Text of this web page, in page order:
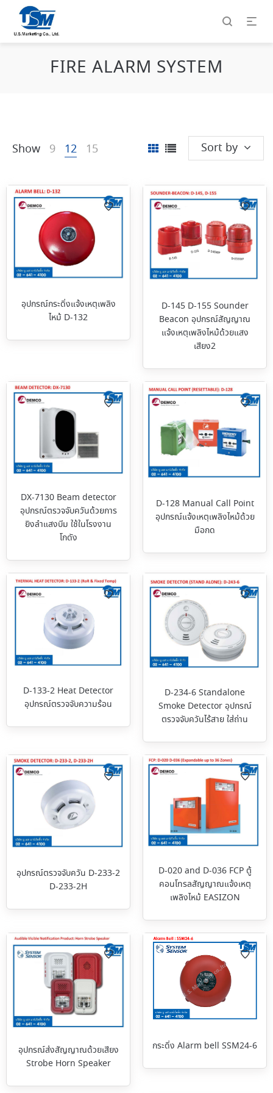
FIRE ALARM SYSTEM
Show 9 12 15 Sort by
อุปกรณ์กระดิ่งแจ้งเหตุเพลิง
ไหม้ D-132
D-145 D-155 Sounder
Beacon อุปกรณ์สัญญาณ
แจ้งเหตุเพลิงไหม้ด้วยแสง
เสียง2
DX-7130 Beam detector
อุปกรณ์ตรวจจับควันด้วยการ
ยิงลำแสงบีม ใช้ในโรงงาน
โกดัง
D-128 Manual Call Point
อุปกรณ์แจ้งเหตุเพลิงไหม้ด้วย
มือกด
D-133-2 Heat Detector
อุปกรณ์ตรวจจับความร้อน
D-234-6 Standalone
Smoke Detector อุปกรณ์
ตรวจจับควันไร้สาย ใส่ถ่าน
อุปกรณ์ตรวจจับควัน D-233-2
D-233-2H
D-020 and D-036 FCP ตู้
คอนโทรลสัญญาณแจ้งเหตุ
เพลิงไหม้ EASIZON
อุปกรณ์ส่งสัญญาณด้วยเสียง
Strobe Horn Speaker
กระดิ่ง Alarm bell SSM24-6